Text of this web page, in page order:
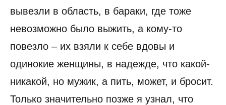
вывезли в область, в бараки, где тоже
невозможно было выжить, а кому-то
повезло – их взяли к себе вдовы и
одинокие женщины, в надежде, что какой-
никакой, но мужик, а пить, может, и бросит.
Только значительно позже я узнал, что